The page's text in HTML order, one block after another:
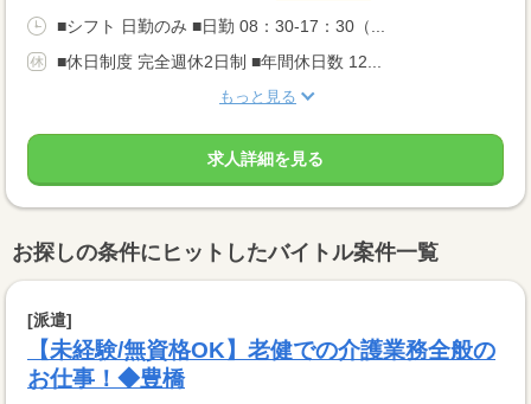
■シフト 日勤のみ ■日勤 08：30-17：30（...
■休日制度 完全週休2日制 ■年間休日数 12...
もっと見る
求人詳細を見る
お探しの条件にヒットしたバイトル案件一覧
[派遣]
【未経験/無資格OK】老健での介護業務全般の
お仕事！◆豊橋